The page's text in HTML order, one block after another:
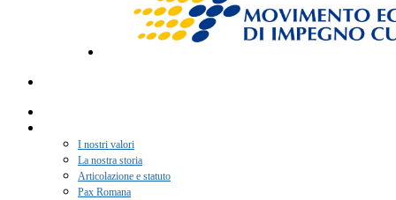
I nostri valori
La nostra storia
Articolazione e statuto
Pax Romana